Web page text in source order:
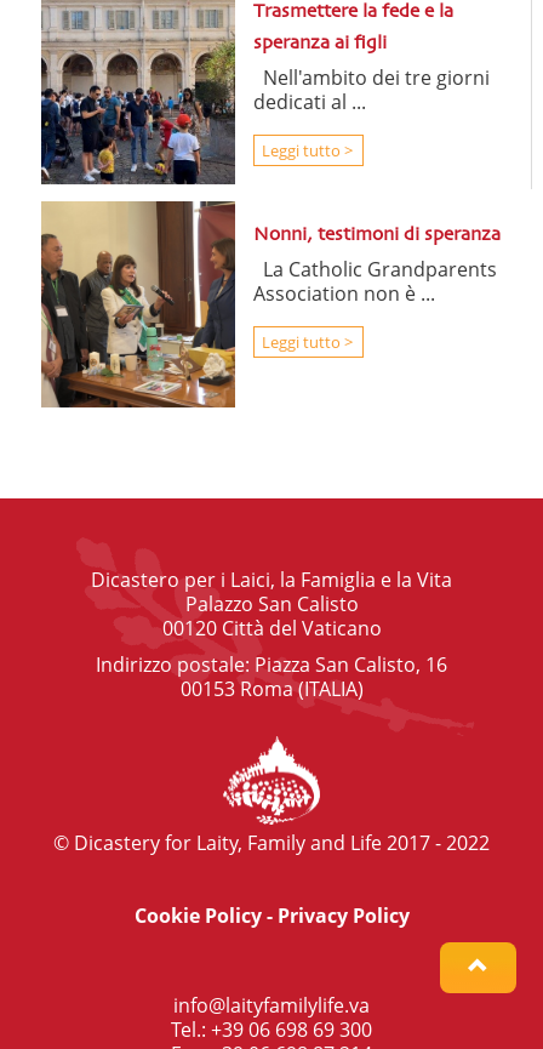
Trasmettere la fede e la
speranza ai figli
Nell'ambito dei tre giorni
dedicati al ...
Leggi tutto >
Nonni, testimoni di speranza
La Catholic Grandparents
Association non è ...
Leggi tutto >
Dicastero per i Laici, la Famiglia e la Vita
Palazzo San Calisto
00120 Città del Vaticano
Indirizzo postale: Piazza San Calisto, 16
00153 Roma (ITALIA)
© Dicastery for Laity, Family and Life 2017 - 2022
Cookie Policy- Privacy Policy
info@laityfamilylife.va
Tel.: +39 06 698 69 300